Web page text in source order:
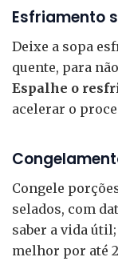
Esfriamento
Deixe a sopa
quente, para
Espalhe o
acelerar o
Congele
selados, com
saber a vida
melhor por até